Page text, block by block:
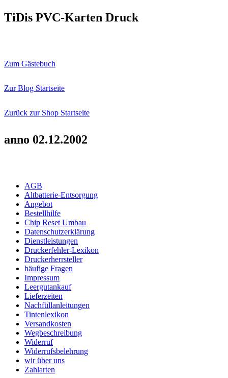
TiDis PVC-Karten Druck
Zum Gästebuch
Zur Blog Startseite
Zurück zur Shop Startseite
anno 02.12.2002
AGB
Altbatterie-Entsorgung
Angebot
Bestellhilfe
Chip Reset Umbau
Datenschutzerklärung
Dienstleistungen
Druckerfehler-Lexikon
Druckerherrsteller
häufige Fragen
Impressum
Leergutankauf
Lieferzeiten
Nachfüllanleitungen
Tintenlexikon
Versandkosten
Wegbeschreibung
Widerruf
Widerrufsbelehrung
wir über uns
Zahlarten